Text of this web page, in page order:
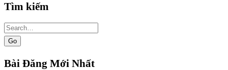
Tìm kiếm
Search
for:
Bài Đăng Mới Nhất